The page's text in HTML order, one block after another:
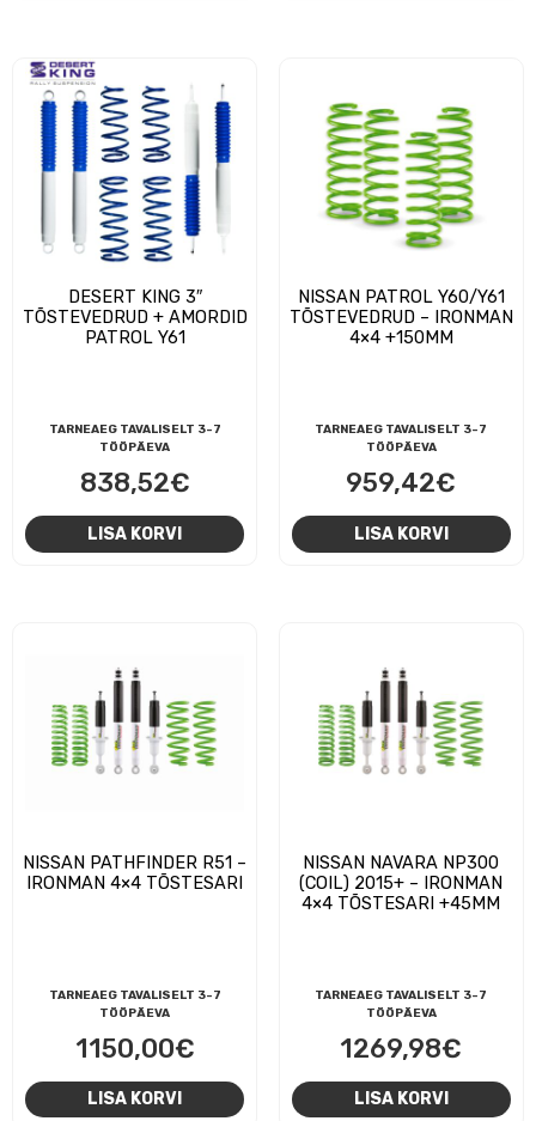
DESERT KING 3″
TÕSTEVEDRUD + AMORDID
PATROL Y61
TARNEAEG TAVALISELT 3-7
TÖÖPÄEVA
838,52€
LISA KORVI
NISSAN PATROL Y60/Y61
TÕSTEVEDRUD – IRONMAN
4×4 +150MM
TARNEAEG TAVALISELT 3-7
TÖÖPÄEVA
959,42€
LISA KORVI
NISSAN PATHFINDER R51 –
IRONMAN 4×4 TÕSTESARI
TARNEAEG TAVALISELT 3-7
TÖÖPÄEVA
1150,00€
LISA KORVI
NISSAN NAVARA NP300
(COIL) 2015+ – IRONMAN
4×4 TÕSTESARI +45MM
TARNEAEG TAVALISELT 3-7
TÖÖPÄEVA
1269,98€
LISA KORVI